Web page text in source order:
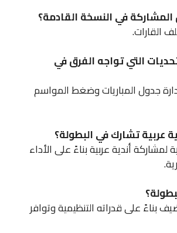
التي تواجه الفرق في
جدول المباريات وضغط المواسم
لمشاركة أندية عربية بناءً على الأداء
بناءً على قدراته التنظيمية وتوافر